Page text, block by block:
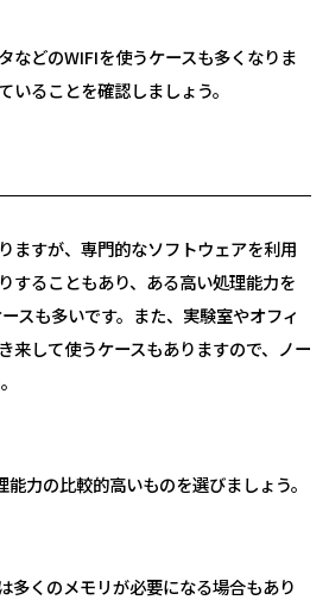
などのWIFIを使うケースも多くなりま
いることを確認しましょう。
ますが、専門的なソフトウェアを利用
することもあり、ある高い処理能力を
スも多いです。また、実験室やオフィ
来して使うケースもありますので、ノー
力の比較的高いものを選びましょう。
多くのメモリが必要になる場合もあり